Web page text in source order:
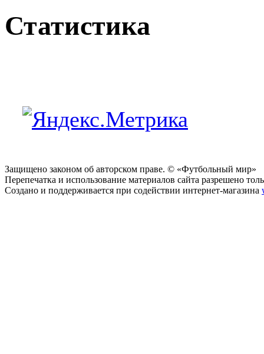
Статистика
Защищено законом об авторском праве. © «Футбольный мир»
Перепечатка и использование материалов сайта разрешено
Создано и поддерживается при содействии интернет-магазина